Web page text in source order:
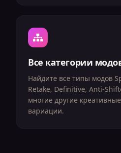
Все категории
Найдите все типы модов
Retake, Definitive, Anti-
многие другие
вариации.